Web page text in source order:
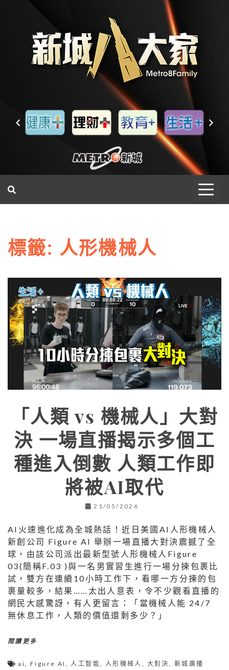
標籤: 人形機械人
「人類 vs 機械人」大對
決 一場直播揭示多個工
種進入倒數 人類工作即
將被AI取代
21/05/2026
AI火速進化成為全城熱話！近日美國AI人形機械人
新創公司 Figure AI 舉辦一場直播大對決震撼了全
球，由該公司派出最新型號人形機械人Figure
03(簡稱F.03 )與一名男實習生進行一場分揀包裹比
試，雙方在連續10小時工作下，看哪一方分揀的包
裹量較多，結果……太出人意表，令不少觀看直播的
網民大感驚訝，有人更留言：「當機械人能 24/7
無休息工作，人類的價值還剩多少？」
閱讀更多
ai,Figure AI ,人工智能, 人形機械人 , 大對決 , 新城廣播